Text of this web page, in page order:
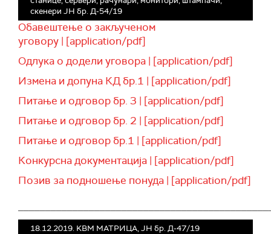
скенери ЈН бр. Д-54/19
Обавештење о закљученом
уговору | [application/pdf]
Одлука о додели уговора | [application/pdf]
Измена и допуна КД бр.1 | [application/pdf]
Питање и одговор бр. 3 | [application/pdf]
Питање и одговор бр. 2 | [application/pdf]
Питање и одговор бр.1 | [application/pdf]
Конкурсна документација | [application/pdf]
Позив за подношење понуда | [application/pdf]
18.12.2019. KВМ МАТРИЦА, ЈН бр. Д-47/19